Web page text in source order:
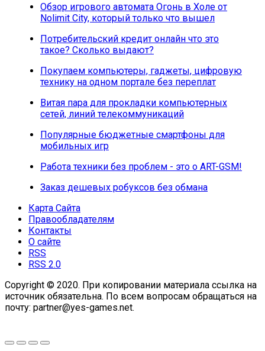
Обзор игрового автомата Огонь в Холе от
Nolimit City, который только что вышел
Потребительский кредит онлайн что это
такое? Сколько выдают?
Покупаем компьютеры, гаджеты, цифровую
технику на одном портале без переплат
Витая пара для прокладки компьютерных
сетей, линий телекоммуникаций
Популярные бюджетные смартфоны для
мобильных игр
Работа техники без проблем - это о ART-GSM!
Заказ дешевых робуксов без обмана
Карта Сайта
Правообладателям
Контакты
О сайте
RSS
RSS 2.0
Copyright © 2020. При копировании материала ссылка на
источник обязательна. По всем вопросам обращаться на
почту: partner@yes-games.net.